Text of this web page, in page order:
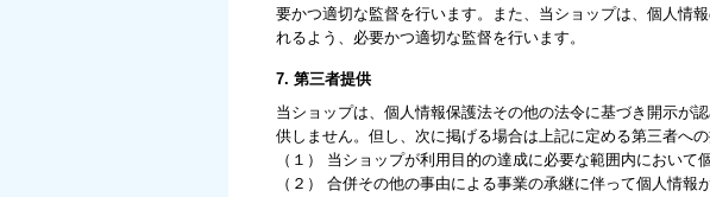
要かつ適切な監督を行います。また、当ショップは、個人情
れるよう、必要かつ適切な監督を行います。
7. 第三者提供
当ショップは、個人情報保護法その他の法令に基づき開示が
供しません。但し、次に掲げる場合は上記に定める第三者への
（１） 当ショップが利用目的の達成に必要な範囲内におい
（２） 合併その他の事由による事業の承継に伴って個人情報